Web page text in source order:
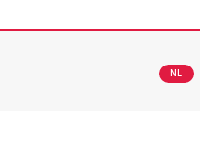
NL